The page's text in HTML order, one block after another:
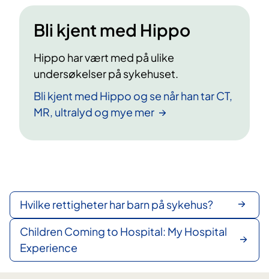
Bli kjent med Hippo
Hippo har vært med på ulike
undersøkelser på sykehuset.
Bli kjent med Hippo og se når han tar CT,
MR, ultralyd og mye mer
Hvilke rettigheter har barn på sykehus?
Children Coming to Hospital: My Hospital
Experience